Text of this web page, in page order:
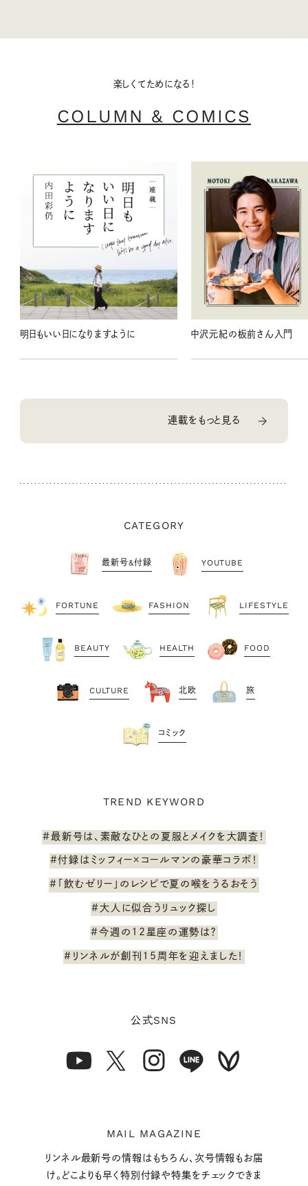
楽しくてためになる！
COLUMN & COMICS
明日もいい日になりますように 中沢元紀の板前さん入門
連載をもっと見る
CATEGORY
最新号&付録 YOUTUBE
FORTUNE FASHION LIFESTYLE
BEAUTY HEALTH FOOD
CULTURE 北欧 旅
コミック
TREND KEYWORD
#最新号は、素敵なひとの夏服とメイクを大調査！
#付録はミッフィー×コールマンの豪華コラボ！
#「飲むゼリー」のレシピで夏の喉をうるおそう
#大人に似合うリュック探し
#今週の12星座の運勢は？
#リンネルが創刊15周年を迎えました！
公式SNS
MAIL MAGAZINE
リンネル最新号の情報はもちろん、次号情報もお届
け。どこよりも早く特別付録や特集をチェックできま